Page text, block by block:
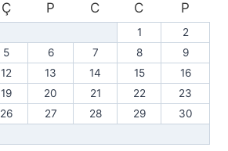
Ç P C C P
1
2
5 6 7 8
9
12 13 14 15
16
19 20 21 22
23
26 27 28 29
30